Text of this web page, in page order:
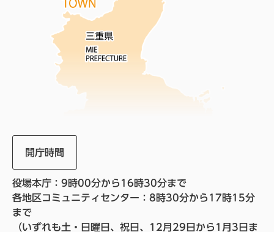
開庁時間
役場本庁：9時00分から16時30分まで
各地区コミュニティセンター：8時30分から17時15分
まで
（いずれも土・日曜日、祝日、12月29日から1月3日ま